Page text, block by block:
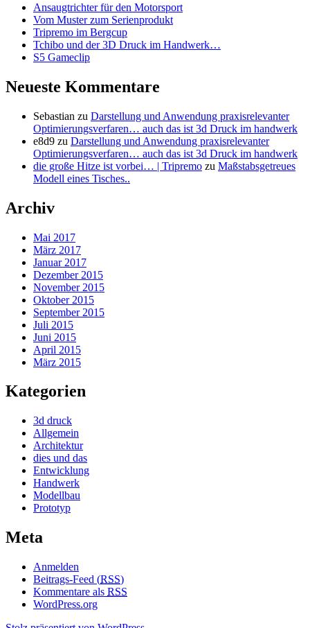
Ansaugtrichter für den Motorsport
Vom Muster zum Serienprodukt
Tripremo im Bergcup
Tchibo und der 3D Druck im Handwerk…
S5 Gameclip
Neueste Kommentare
Sebastian zu Darstellung und Anwendung praxisrelevanter
Optimierungsverfaren… auch das ist 3d Druck im handwerk
e8d9 zu Darstellung und Anwendung praxisrelevanter
Optimierungsverfaren… auch das ist 3d Druck im handwerk
die große Hitze ist vorbei… | Tripremo zu Maßstabsgetreues
Modell eines Tisches..
Archiv
Mai 2017
März 2017
Januar 2017
Dezember 2015
November 2015
Oktober 2015
September 2015
Juli 2015
Juni 2015
April 2015
März 2015
Kategorien
3d druck
Allgemein
Architektur
dies und das
Entwicklung
Handwerk
Modellbau
Prototyp
Meta
Anmelden
Beitrags-Feed (RSS)
Kommentare als RSS
WordPress.org